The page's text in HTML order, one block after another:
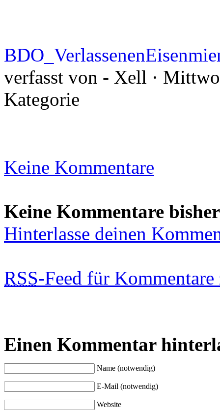
verfasst von - Xell ·
Kategorie
Keine Kommentare
Keine Kommentare bisher
Hinterlasse deinen
RSS-Feed für
Einen Kommentar
Name (notwendig)
E-Mail (notwendig)
Website